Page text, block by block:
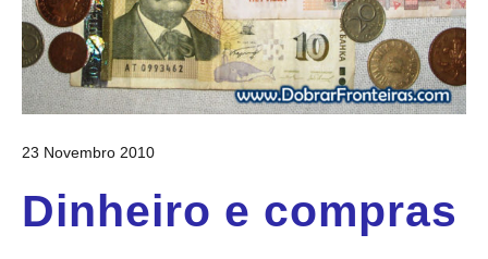
23 Novembro 2010
Dinheiro e compras